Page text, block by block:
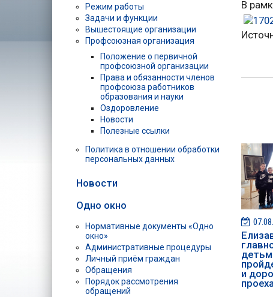
В
и
Режим работы
Задачи и функции
Вышестоящие организации
Профсоюзная организация
Положение о первичной
профсоюзной организации
Права и обязанности членов
профсоюза работников
образования и науки
Оздоровление
Новости
Полезные ссылки
Политика в отношении обработки
персональных данных
Новости
Одно окно
Нормативные документы «Одно
окно»
Административные процедуры
Личный приём граждан
Обращения
Порядок рассмотрения
обращений